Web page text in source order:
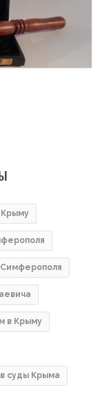
Крыму
Симферополя
в Крыму
суды Крыма